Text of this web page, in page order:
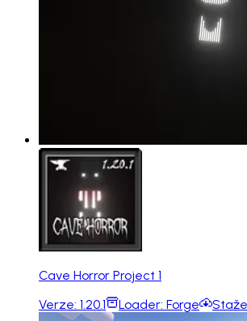
Cave Horror Project 1
Verze: 1.20.1 Loader: Forge